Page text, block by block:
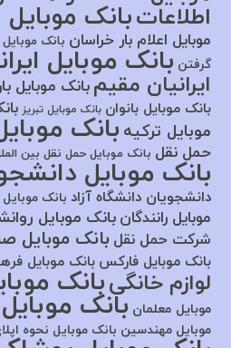
اطلاعاتبانک موبایل
موبایل اعلام بار خراسان بانک موبایل
گرفتن بانک موبایل
ایرانیان مقیم بانک موبایل
بانک موبایل بانوان بانک موبایل تبریز
موبایل ترکیه بانک
حمل نقل بانک موبایل حمل نقل بین
بانک موبایل
دانشجویان دانشگاه آزاد بانک
موبایل رانندگان بانک موبایل
شرکت حمل نقل بانک موبایل
بانک موبایل فارکس بانک موبایل
لوازم خانگیبانک
موبایل معلمان بانک
موبایل مهندسین بانک موبایل نحوه